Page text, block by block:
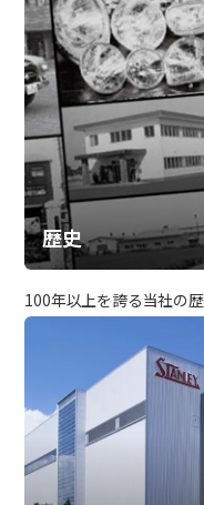
歴史
100年以上を誇る当社の歴